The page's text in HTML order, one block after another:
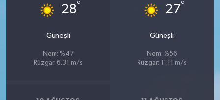
28°
Güneşli
Nem: %47
Rüzgar: 6.31 m/s
27°
Güneşli
Nem: %56
Rüzgar: 11.11 m/s